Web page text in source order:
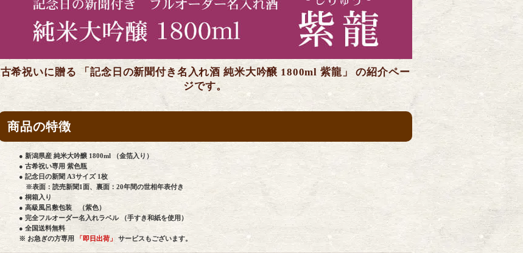
古希祝いに贈る 「記念日の新聞付き名入れ酒 純米大吟醸 1800ml 紫龍」 の紹介ペー
ジです。
商品の特徴
● 新潟県産 純米大吟醸 1800ml （金箔入り）
● 古希祝い専用 紫色瓶
● 記念日の新聞 A3サイズ 1枚
※表面：読売新聞1面、裏面：20年間の世相年表付き
● 桐箱入り
● 高級風呂敷包装 （紫色）
● 完全フルオーダー名入れラベル （手すき和紙を使用）
● 全国送料無料
※ お急ぎの方専用
「即日出荷」 サービスもございます。